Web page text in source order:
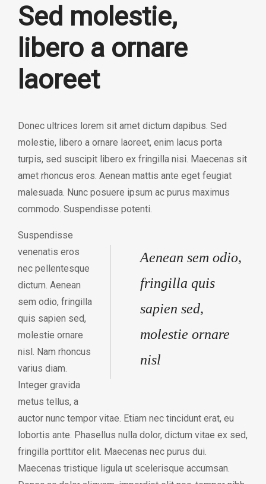
Sed molestie,
libero a ornare
laoreet
Donec ultrices lorem sit amet dictum dapibus. Sed
molestie, libero a ornare laoreet, enim lacus porta
turpis, sed suscipit libero ex fringilla nisi. Maecenas sit
amet rhoncus eros. Aenean mattis ante eget feugiat
malesuada. Nunc posuere ipsum ac purus maximus
commodo. Suspendisse potenti.
Aenean sem odio,
fringilla quis
sapien sed,
molestie ornare
nisl
Suspendisse
venenatis eros
nec pellentesque
dictum. Aenean
sem odio, fringilla
quis sapien sed,
molestie ornare
nisl. Nam rhoncus
varius diam.
Integer gravida
metus tellus, a
auctor nunc tempor vitae. Etiam nec tincidunt erat, eu
lobortis ante. Phasellus nulla dolor, dictum vitae ex sed,
fringilla porttitor elit. Maecenas nec purus dui.
Maecenas tristique ligula ut scelerisque accumsan.